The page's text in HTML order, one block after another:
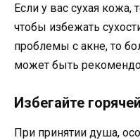
Если у вас сухая
чтобы избежать
проблемы с акне, то
может быть
Избегайте
При принятии душа,